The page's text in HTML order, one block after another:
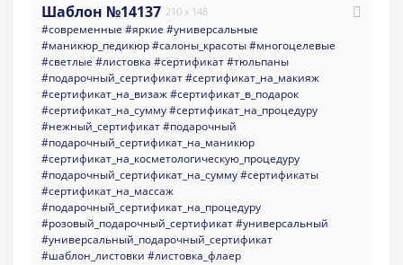
Шаблон №14137 210 x 148
#современные #яркие #универсальные
#маникюр_педикюр#салоны_красоты#многоцелевые
#светлые #листовка #сертификат#тюльпаны
#подарочный_сертификат#сертификат_на_макияж
#сертификат_на_визаж#сертификат_в_подарок
#сертификат_на_сумму#сертификат_на_процедуру
#нежный_сертификат#подарочный
#подарочный_сертификат_на_маникюр
#сертификат_на_косметологическую_процедуру
#подарочный_сертификат_на_сумму#сертификаты
#сертификат_на_массаж
#подарочный_сертификат_на_процедуру
#розовый_подарочный_сертификат#универсальный
#универсальный_подарочный_сертификат
#шаблон_листовки #листовка_флаер